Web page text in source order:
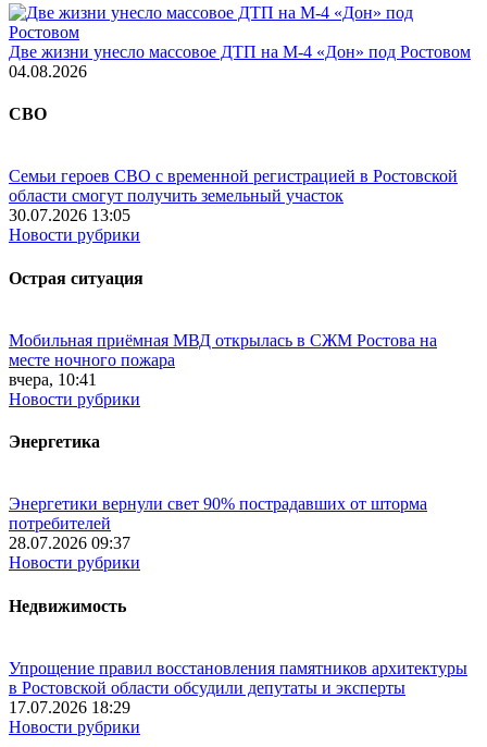
Две жизни унесло массовое ДТП на М-4 «Дон» под Ростовом
04.08.2026
СВО
Семьи героев СВО с временной регистрацией в Ростовской
области смогут получить земельный участок
30.07.2026 13:05
Новости рубрики
Острая ситуация
Мобильная приёмная МВД открылась в СЖМ Ростова на
месте ночного пожара
вчера, 10:41
Новости рубрики
Энергетика
Энергетики вернули свет 90% пострадавших от шторма
потребителей
28.07.2026 09:37
Новости рубрики
Недвижимость
Упрощение правил восстановления памятников архитектуры
в Ростовской области обсудили депутаты и эксперты
17.07.2026 18:29
Новости рубрики